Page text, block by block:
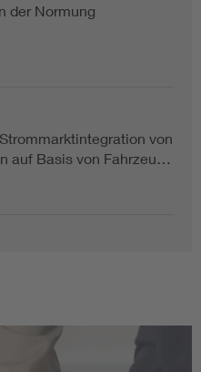
der Normung
von
auf Basis von Fahrzeu…